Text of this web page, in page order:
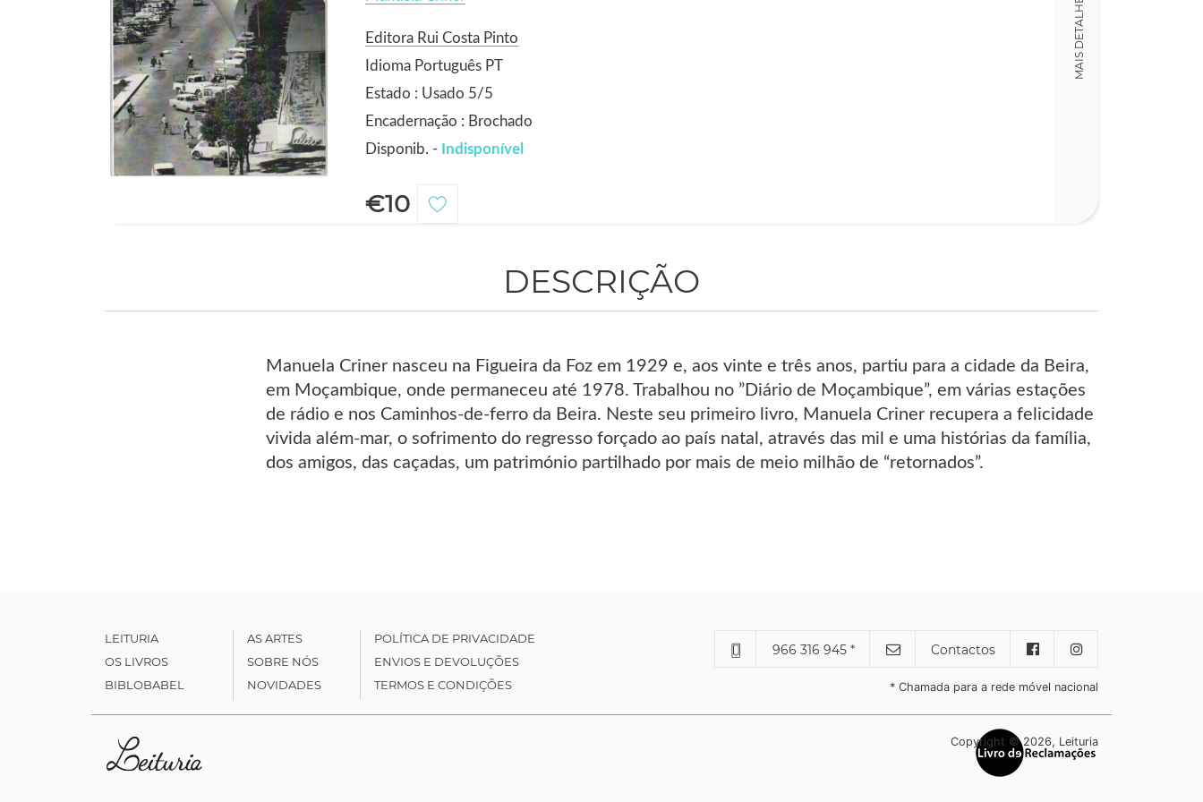
Editora Rui Costa Pinto
Idioma Português PT
Estado : Usado 5/5
Encadernação : Brochado
Disponib. - Indisponível
€10
MAIS DETALHES
DESCRIÇÃO
Manuela Criner nasceu na Figueira da Foz em 1929 e, aos vinte e três anos, partiu para a cidade da Beira,
em Moçambique, onde permaneceu até 1978. Trabalhou no ”Diário de Moçambique”, em várias estações
de rádio e nos Caminhos-de-ferro da Beira. Neste seu primeiro livro, Manuela Criner recupera a felicidade
vivida além-mar, o sofrimento do regresso forçado ao país natal, através das mil e uma histórias da família,
dos amigos, das caçadas, um património partilhado por mais de meio milhão de “retornados”.
LEITURIA
OS LIVROS
BIBLOBABEL
AS ARTES
SOBRE NÓS
NOVIDADES
POLÍTICA DE PRIVACIDADE
ENVIOS E DEVOLUÇÕES
TERMOS E CONDIÇÕES
966 316 945 * Contactos
* Chamada para a rede móvel nacional
Copyright © 2026, Leituria